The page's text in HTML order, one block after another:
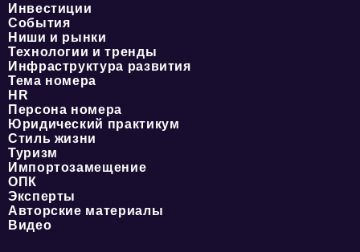
Инвестиции
События
Ниши и рынки
Технологии и тренды
Инфраструктура развития
Тема номера
HR
Персона номера
Юридический практикум
Стиль жизни
Туризм
Импортозамещение
ОПК
Эксперты
Авторские материалы
Видео